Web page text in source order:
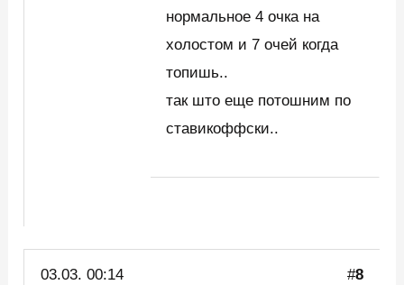
нормальное 4 очка на
холостом и 7 очей когда
топишь..
так што еще потошним по
ставикоффски..
03.03. 00:14 #8